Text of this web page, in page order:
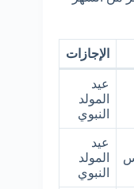
الإجازات
عيد
المولد
النبوي
عيد
المولد
النبوي